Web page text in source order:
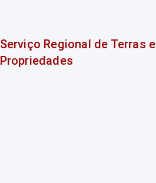
Serviço Regional de Terras e
Propriedades